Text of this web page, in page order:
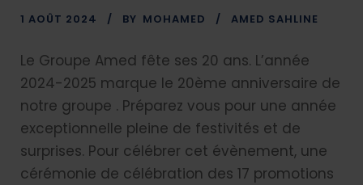
1 AOÛT 2024 BY MOHAMED AMED SAHLINE
Le Groupe Amed fête ses 20 ans. L’année
2024-2025 marque le 20ème anniversaire de
notre groupe . Préparez vous pour une année
exceptionnelle pleine de festivités et de
surprises. Pour célébrer cet évènement, une
cérémonie de célébration des 17 promotions